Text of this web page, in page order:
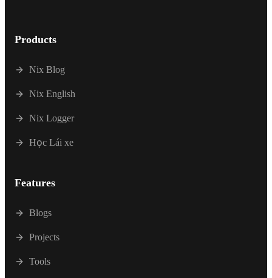
Products
Nix Blog
Nix English
Nix Logger
Học Lái xe
Features
Blogs
Projects
Tools